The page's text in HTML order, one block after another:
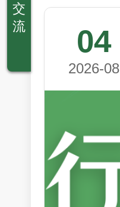
交
流
04
2026-08